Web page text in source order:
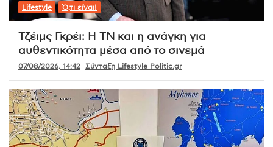
Lifestyle Ό,τι είναι!
Τζέιμς Γκρέι: Η ΤΝ και η ανάγκη για
αυθεντικότητα μέσα από το σινεμά
07/08/2026, 14:42 Σύνταξη Lifestyle Politic.gr